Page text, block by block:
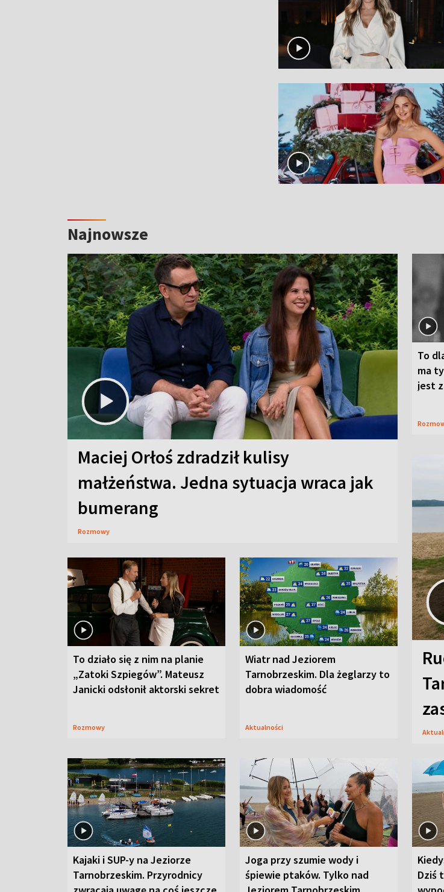
Najnowsze
Maciej Orłoś zdradził kulisy
małżeństwa. Jedna sytuacja wraca jak
bumerang
Rozmowy
To
ma
jest
To działo się z nim na planie
„Zatoki Szpiegów”. Mateusz
Janicki odsłonił aktorski sekret
Rozmowy
Wiatr nad Jeziorem
Tarnobrzeskim. Dla żeglarzy to
dobra wiadomość
Aktualności
Kajaki i SUP-y na Jeziorze
Tarnobrzeskim. Przyrodnicy
Joga przy szumie wody i
śpiewie ptaków. Tylko nad
Dziś